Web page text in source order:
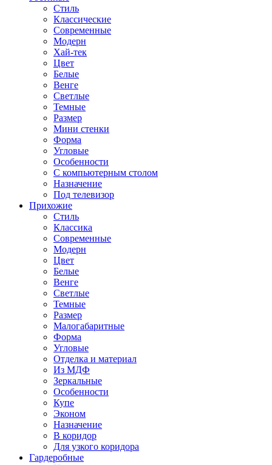
Стиль
Классические
Современные
Модерн
Хай-тек
Цвет
Белые
Венге
Светлые
Темные
Размер
Мини стенки
Форма
Угловые
Особенности
С компьютерным столом
Назначение
Под телевизор
Прихожие
Стиль
Классика
Современные
Модерн
Цвет
Белые
Венге
Светлые
Темные
Размер
Малогабаритные
Форма
Угловые
Отделка и материал
Из МДФ
Зеркальные
Особенности
Купе
Эконом
Назначение
В коридор
Для узкого коридора
Гардеробные